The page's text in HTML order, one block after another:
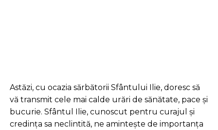
Astăzi, cu ocazia sărbătorii Sfântului Ilie, doresc să
vă transmit cele mai calde urări de sănătate, pace și
bucurie. Sfântul Ilie, cunoscut pentru curajul și
credința sa neclintită, ne amintește de importanța